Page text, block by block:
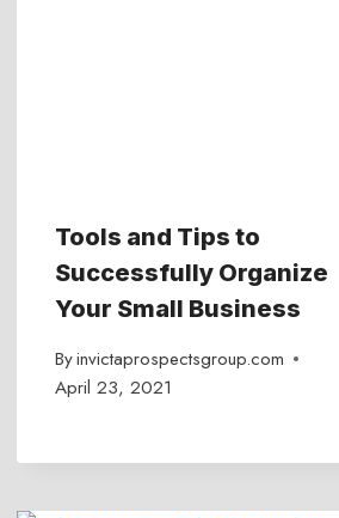
Tools and Tips to
Successfully Organize
Your Small Business
Byinvictaprospectsgroup.com
April 23, 2021